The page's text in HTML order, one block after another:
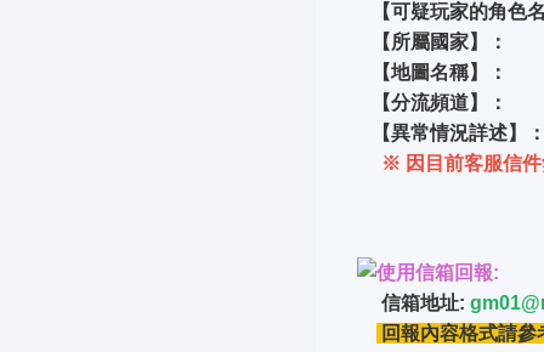
【可疑玩家的角色
【所屬國家】：
【地圖名稱】：
【分流頻道】：
【異常情況詳述】
※ 因目前客服信件
使用信箱回報:
信箱地址:
回報內容格式請參